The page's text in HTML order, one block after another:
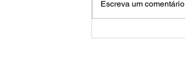
Escreva um comentário